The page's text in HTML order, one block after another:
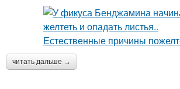
читать дальше →